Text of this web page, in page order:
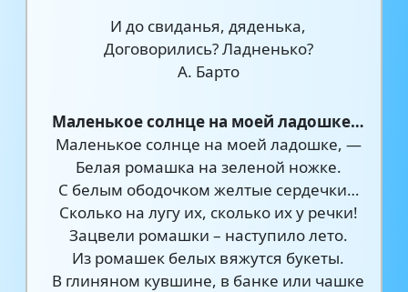
И до свиданья, дяденька,
Договорились? Ладненько?
А. Барто
Маленькое солнце на моей ладошке…
Маленькое солнце на моей ладошке, —
Белая ромашка на зеленой ножке.
С белым ободочком желтые сердечки…
Сколько на лугу их, сколько их у речки!
Зацвели ромашки – наступило лето.
Из ромашек белых вяжутся букеты.
В глиняном кувшине, в банке или чашке